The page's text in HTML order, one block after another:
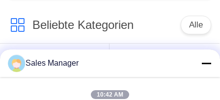
Beliebte Kategorien Alle
Hydraulische Ramme
Sales Manager
10:42 AM